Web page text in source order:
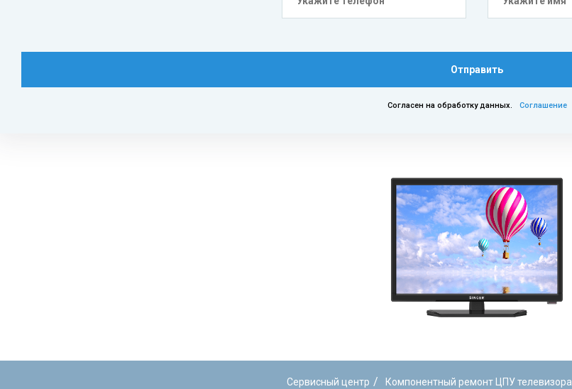
Отправить
Согласен на обработку данных. Соглашение
Сервисный центр / Компонентный ремонт ЦПУ телевизора